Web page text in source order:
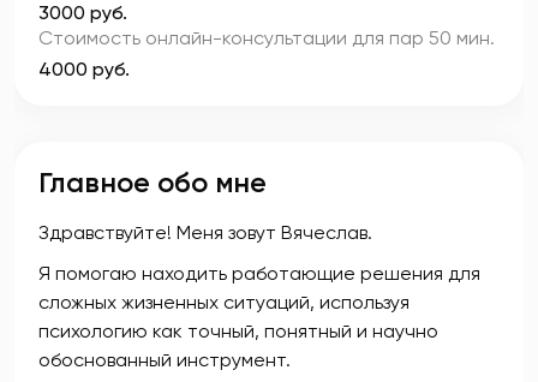
3000 руб.
Стоимость онлайн-консультации для пар 50 мин.
4000 руб.
Главное обо мне
Здравствуйте! Меня зовут Вячеслав.
Я помогаю находить работающие решения для
сложных жизненных ситуаций, используя
психологию как точный, понятный и научно
обоснованный инструмент.